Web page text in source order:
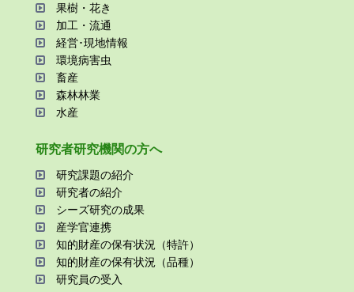
果樹・花き
加⼯・流通
経営･現地情報
環境病害⾍
畜産
森林林業
⽔産
研究者研究機関の⽅へ
研究課題の紹介
研究者の紹介
シーズ研究の成果
産学官連携
知的財産の保有状況（特許）
知的財産の保有状況（品種）
研究員の受⼊